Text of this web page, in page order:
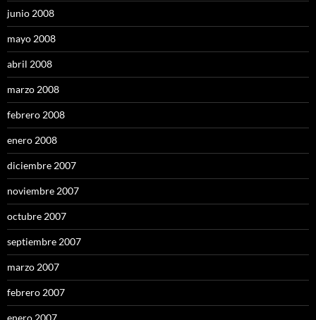
junio 2008
mayo 2008
abril 2008
marzo 2008
febrero 2008
enero 2008
diciembre 2007
noviembre 2007
octubre 2007
septiembre 2007
marzo 2007
febrero 2007